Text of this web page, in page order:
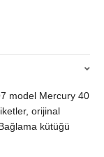
model Mercury 40
orijinal
kütüğü